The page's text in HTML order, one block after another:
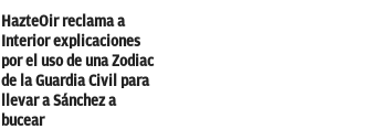
HazteOir reclama a
Interior explicaciones
por el uso de una Zodiac
de la Guardia Civil para
llevar a Sánchez a
bucear